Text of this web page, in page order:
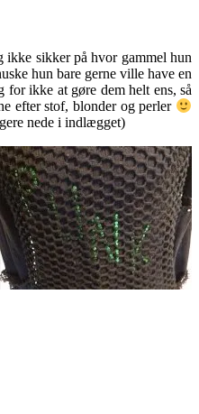
sikker på hvor gammel hun
hun bare gerne ville have en
ikke at gøre dem helt ens, så
efter stof, blonder og perler
nede i indlægget)